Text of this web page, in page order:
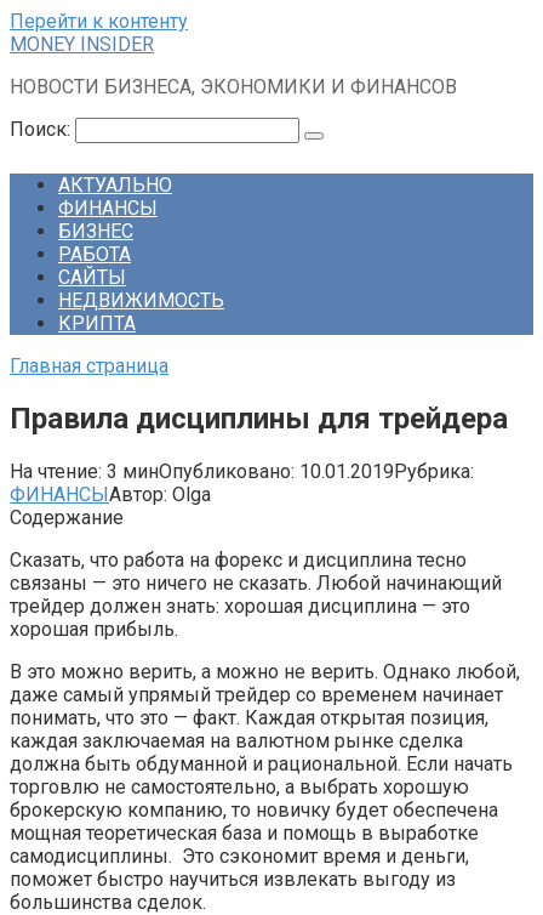
Перейти к контенту
MONEY INSIDER
НОВОСТИ БИЗНЕСА, ЭКОНОМИКИ И ФИНАНСОВ
Поиск:
АКТУАЛЬНО
ФИНАНСЫ
БИЗНЕС
РАБОТА
САЙТЫ
НЕДВИЖИМОСТЬ
КРИПТА
Главная страница
Правила дисциплины для трейдера
На чтение: 3 минОпубликовано: 10.01.2019Рубрика:
ФИНАНСЫАвтор: Olga
Содержание
Сказать, что работа на форекс и дисциплина тесно
связаны — это ничего не сказать. Любой начинающий
трейдер должен знать: хорошая дисциплина — это
хорошая прибыль.
В это можно верить, а можно не верить. Однако любой,
даже самый упрямый трейдер со временем начинает
понимать, что это — факт. Каждая открытая позиция,
каждая заключаемая на валютном рынке сделка
должна быть обдуманной и рациональной. Если начать
торговлю не самостоятельно, а выбрать хорошую
брокерскую компанию, то новичку будет обеспечена
мощная теоретическая база и помощь в выработке
самодисциплины. Это сэкономит время и деньги,
поможет быстро научиться извлекать выгоду из
большинства сделок.